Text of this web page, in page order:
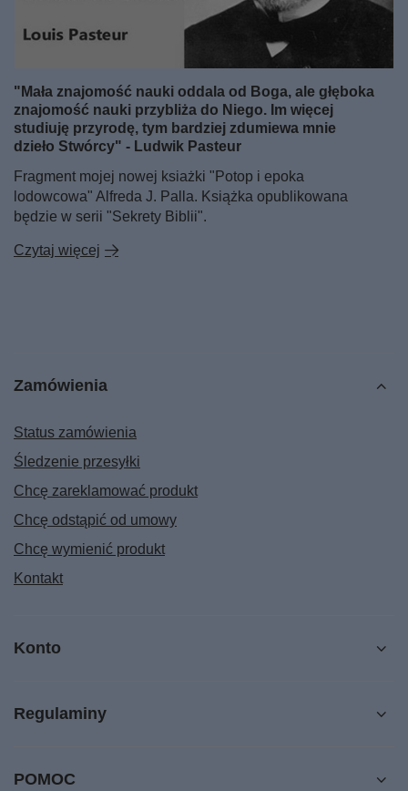
"Mała znajomość nauki oddala od Boga, ale głęboka
znajomość nauki przybliża do Niego. Im więcej
studiuję przyrodę, tym bardziej zdumiewa mnie
dzieło Stwórcy" - Ludwik Pasteur
Fragment mojej nowej ksiażki "Potop i epoka
lodowcowa" Alfreda J. Palla. Książka opublikowana
będzie w serii "Sekrety Biblii".
Czytaj więcej
Zamówienia
Status zamówienia
Śledzenie przesyłki
Chcę zareklamować produkt
Chcę odstąpić od umowy
Chcę wymienić produkt
Kontakt
Konto
Regulaminy
POMOC